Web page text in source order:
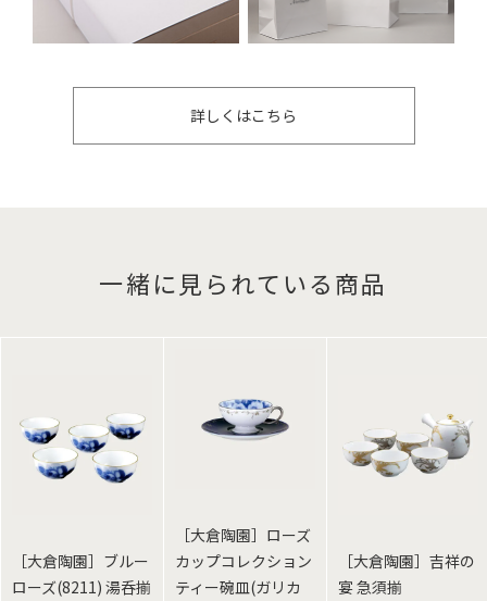
詳しくはこちら
一緒に見られている商品
［大倉陶園］ブルー
ローズ(8211) 湯呑揃
［大倉陶園］ローズ
カップコレクション
ティー碗皿(ガリカ
［大倉陶園］吉祥の
宴 急須揃